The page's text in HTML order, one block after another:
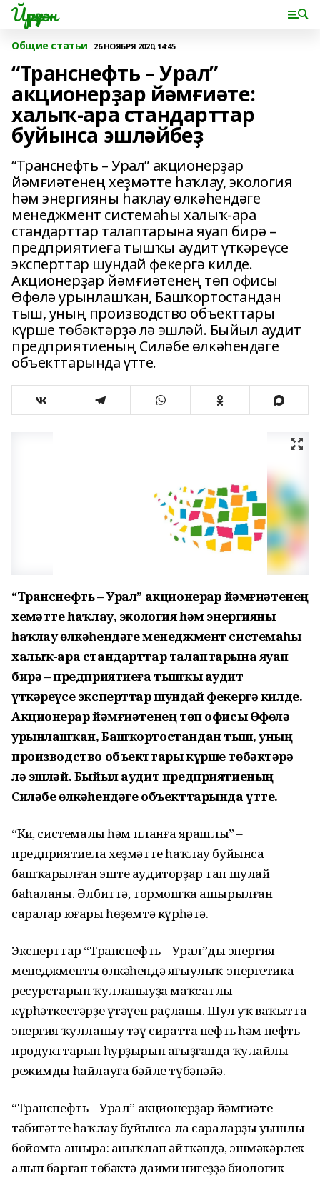
Йүрүҙән
Общие статьи 26 НОЯБРЯ 2020, 14:45
“Транснефть – Урал”
акционерҙар йәмғиәте:
халыҡ-ара стандарттар
буйынса эшләйбеҙ
“Транснефть – Урал” акционерҙар
йәмғиәтенең хеҙмәтте һаҡлау, экология
һәм энергияны һаҡлау өлкәһендәге
менеджмент системаһы халыҡ-ара
стандарттар талаптарына яуап бирә –
предприятиеға тышҡы аудит үткәреүсе
эксперттар шундай фекергә килде.
Акционерҙар йәмғиәтенең төп офисы
Өфөлә урынлашҡан, Башҡортостандан
тыш, уның производство объекттары
күрше төбәктәрҙә лә эшләй. Быйыл аудит
предприятиеның Силәбе өлкәһендәге
объекттарында үтте.
“Транснефть – Урал” акционерҙар йәмғиәтенең
хеҙмәтте һаҡлау, экология һәм энергияны
һаҡлау өлкәһендәге менеджмент системаһы
халыҡ-ара стандарттар талаптарына яуап
бирә – предприятиеға тышҡы аудит
үткәреүсе эксперттар шундай фекергә килде.
Акционерҙар йәмғиәтенең төп офисы Өфөлә
урынлашҡан, Башҡортостандан тыш, уның
производство объекттары күрше төбәктәрҙә
лә эшләй. Быйыл аудит предприятиеның
Силәбе өлкәһендәге объекттарында үтте.
“Киң, системалы һәм планға ярашлы” –
предприятиела хеҙмәтте һаҡлау буйынса
башҡарылған эште аудиторҙар тап шулай
баһаланы. Әлбиттә, тормошҡа ашырылған
саралар юғары һөҙөмтә күрһәтә.
Эксперттар “Транснефть – Урал”дың энергия
менеджменты өлкәһендә яғыулыҡ-энергетика
ресурстарын ҡулланыуҙа маҡсатлы
күрһәткестәрҙе үтәүен раҫланы. Шул уҡ ваҡытта
энергия ҡулланыу тәү сиратта нефть һәм нефть
продукттарын һурҙырып ағыҙғанда ҡулайлы
режимды һайлауға бәйле түбәнәйә.
“Транснефть – Урал” акционерҙар йәмғиәте
тәбиғәтте һаҡлау буйынса ла сараларҙы уңышлы
бойомға ашыра: аныҡлап әйткәндә, эшмәкәрлек
алып барған төбәктә даими нигеҙҙә биологик